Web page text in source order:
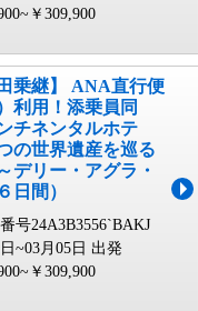
￥309,900
乗継】 ANA直行便
利用！添乗員同
チネンタルホテ
の世界遺産を巡る
デリー・アグラ・
日間）
号24A3B3556`BAKJ
~03月05日 出発
￥309,900